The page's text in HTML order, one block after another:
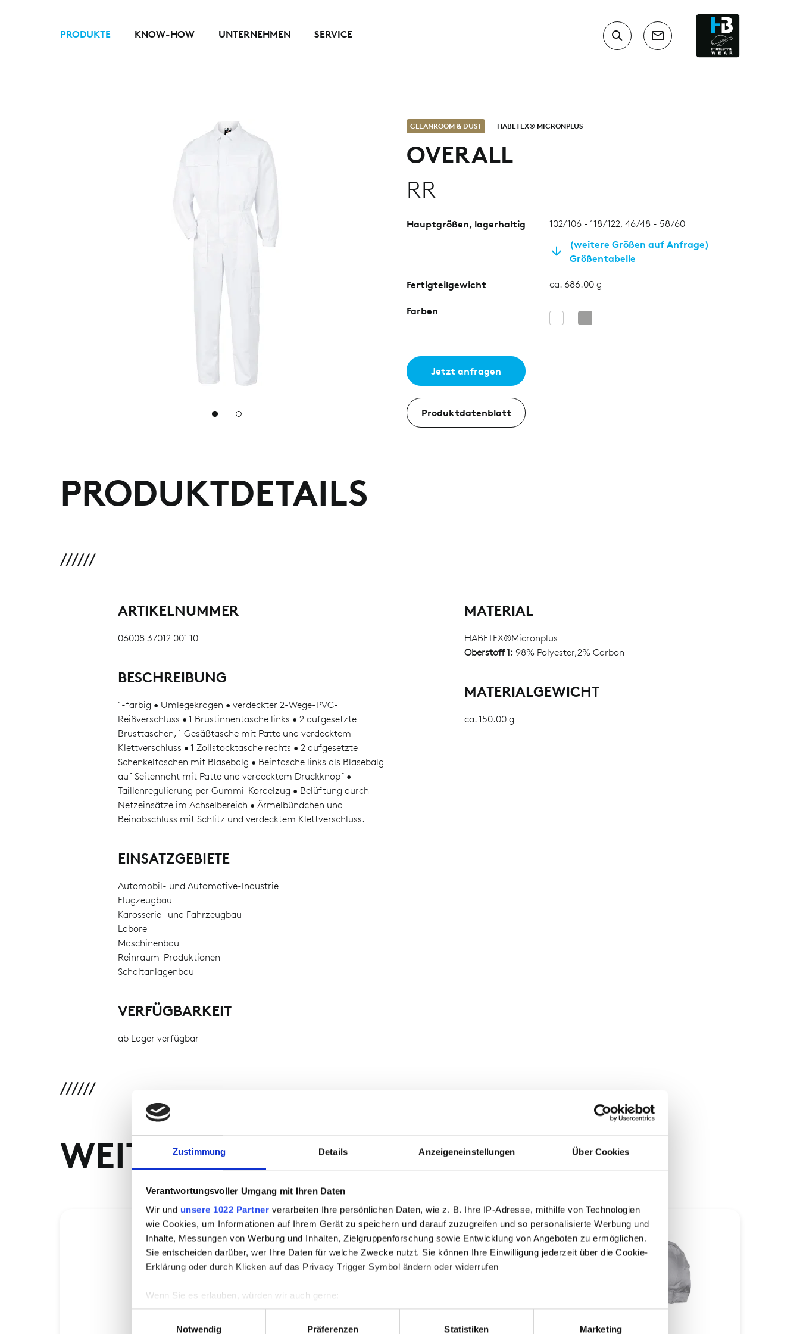
Zustimmung Details Anzeigeneinstellungen Über Cookies
Verantwortungsvoller Umgang mit Ihren Daten
Wir und unsere 1022 Partner verarbeiten Ihre persönlichen Daten, wie z. B. Ihre IP-Adresse, mithilfe von Technologien
wie Cookies, um Informationen auf Ihrem Gerät zu speichern und darauf zuzugreifen und so personalisierte Werbung und
Inhalte, Messungen von Werbung und Inhalten, Zielgruppenforschung sowie Entwicklung von Angeboten zu ermöglichen.
Sie entscheiden darüber, wer Ihre Daten für welche Zwecke nutzt. Sie können Ihre Einwilligung jederzeit über die Cookie-
Erklärung oder durch Klicken auf das Privacy Trigger Symbol ändern oder widerrufen
Wenn Sie es erlauben, würden wir auch gerne:
Informationen über Ihre geografische Lage erfassen, welche bis auf einige Meter genau sein können
Ihr Gerät durch aktives Scannen nach bestimmten Merkmalen (Fingerprinting) identifizieren
Notwendig
Präferenzen Statistiken Marketing
PRODUKTE KNOW-HOW UNTERNEHMEN SERVICE
CLEANROOM & DUST HABETEX® MICRONPLUS
OVERALL
RR
Hauptgrößen, lagerhaltig 102/106 - 118/122, 46/48 - 58/60
(weitere Größen auf Anfrage)
Größentabelle
Fertigteilgewicht ca. 686.00 g
Farben
Jetzt anfragen
Produktdatenblatt
PRODUKTDETAILS
ARTIKELNUMMER
06008 37012 001 10
BESCHREIBUNG
1-farbig • Umlegekragen • verdeckter 2-Wege-PVC-
Reißverschluss • 1 Brustinnentasche links • 2 aufgesetzte
Brusttaschen, 1 Gesäßtasche mit Patte und verdecktem
Klettverschluss • 1 Zollstocktasche rechts • 2 aufgesetzte
Schenkeltaschen mit Blasebalg • Beintasche links als Blasebalg
auf Seitennaht mit Patte und verdecktem Druckknopf •
Taillenregulierung per Gummi-Kordelzug • Belüftung durch
Netzeinsätze im Achselbereich • Ärmelbündchen und
Beinabschluss mit Schlitz und verdecktem Klettverschluss.
EINSATZGEBIETE
Automobil- und Automotive-Industrie
Flugzeugbau
Karosserie- und Fahrzeugbau
Labore
Maschinenbau
Reinraum-Produktionen
Schaltanlagenbau
VERFÜGBARKEIT
ab Lager verfügbar
MATERIAL
HABETEX®Micronplus
Oberstoff 1: 98% Polyester,2% Carbon
MATERIALGEWICHT
ca. 150.00 g
WEITERE PRODUKTE